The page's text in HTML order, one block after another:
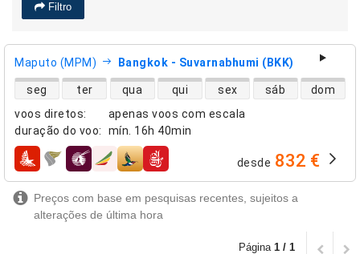
Filtro
Maputo (MPM) Bangkok - Suvarnabhumi (BKK)
voos diretos:
apenas voos com escala
duração do voo: mín. 16h 40min
disponibilidade de voos diretos
seg ter qua qui sex sáb dom
companhias aéreas desde 832 €
Preços com base em pesquisas recentes, sujeitos a
alterações de última hora
Página 1 / 1